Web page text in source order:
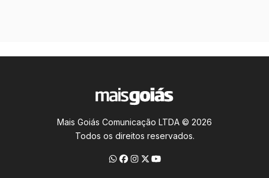
Mais Goiás Comunicação LTDA © 2026
Todos os direitos reservados.